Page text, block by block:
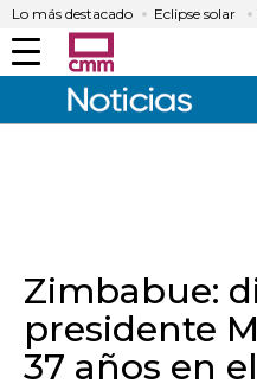
Lo más destacado Eclipse solar
Menú
Zimbabue:
presidente
37 años en